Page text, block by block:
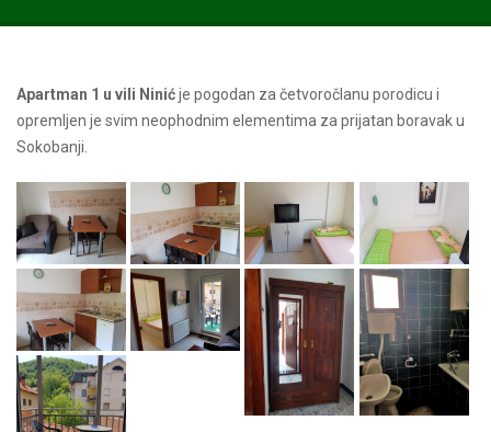
Apartman 1 u vili Ninićje pogodan za četvoročlanu porodicu i
opremljen je svim neophodnim elementima za prijatan boravak u
Sokobanji.